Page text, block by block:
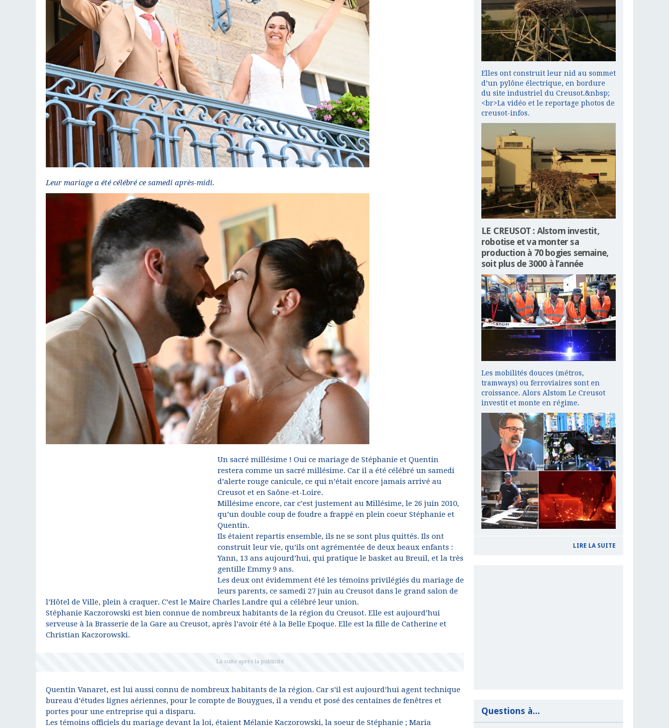
Leur mariage a été célébré ce samedi après-midi.
Un sacré millésime ! Oui ce mariage de Stéphanie et Quentin
restera comme un sacré millésime. Car il a été célébré un samedi
d’alerte rouge canicule, ce qui n’était encore jamais arrivé au
Creusot et en Saône-et-Loire.
Millésime encore, car c’est justement au Millésime, le 26 juin 2010,
qu’un double coup de foudre a frappé en plein coeur Stéphanie et
Quentin.
Ils étaient repartis ensemble, ils ne se sont plus quittés. Ils ont
construit leur vie, qu’ils ont agrémentée de deux beaux enfants :
Yann, 13 ans aujourd’hui, qui pratique le basket au Breuil, et la très
gentille Emmy 9 ans.
Les deux ont évidemment été les témoins privilégiés du mariage de
leurs parents, ce samedi 27 juin au Creusot dans le grand salon de
l’Hôtel de Ville, plein à craquer. C’est le Maire Charles Landre qui a célébré leur union.
Stéphanie Kaczorowski est bien connue de nombreux habitants de la région du Creusot. Elle est aujourd’hui
serveuse à la Brasserie de la Gare au Creusot, après l’avoir été à la Belle Epoque. Elle est la fille de Catherine et
Christian Kaczorowski.
Quentin Vanaret, est lui aussi connu de nombreux habitants de la région. Car s’il est aujourd’hui agent technique
bureau d’études lignes aériennes, pour le compte de Bouygues, il a vendu et posé des centaines de fenêtres et
portes pour une entreprise qui a disparu.
Les témoins officiels du mariage devant la loi, étaient Mélanie Kaczorowski, la soeur de Stéphanie ; Maria
Elles ont construit leur nid au sommet
d’un pylône électrique, en bordure
du site industriel du Creusot.&nbsp;
<br>La vidéo et le reportage photos de
creusot-infos.
LE CREUSOT : Alstom investit,
robotise et va monter sa
production à 70 bogies semaine,
soit plus de 3000 à l’année
Les mobilités douces (métros,
tramways) ou ferroviaires sont en
croissance. Alors Alstom Le Creusot
investit et monte en régime.
LIRE LA SUITE
Questions à...